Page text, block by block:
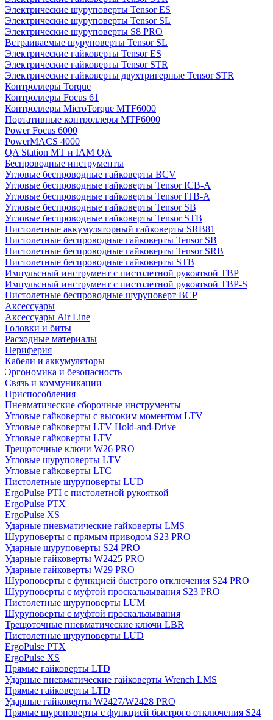
Электрические шуруповерты Tensor ES
Электрические шуруповерты Tensor SL
Электрические шуруповерты S8 PRO
Встраиваемые шуруповерты Tensor SL
Электрические гайковерты Tensor ES
Электрические гайковерты Tensor STR
Электрические гайковерты двухтригерные Tensor STR
Контроллеры Torque
Контроллеры Focus 61
Контроллеры MicroTorque MTF6000
Портативные контроллеры MTF6000
Power Focus 6000
PowerMACS 4000
QA Station MT и IAM QA
Беспроводные инструменты
Угловые беспроводные гайковерты BCV
Угловые беспроводные гайковерты Tensor ICB-A
Угловые беспроводные гайковерты Tensor ITB-A
Угловые беспроводные гайковерты Tensor SB
Угловые беспроводные гайковерты Tensor STB
Пистолетные аккумуляторный гайковерты SRB81
Пистолетные беспроводные гайковерты Tensor SB
Пистолетные беспроводные гайковерты Tensor SRB
Пистолетные беспроводные гайковерты STB
Импульсный инструмент с пистолетной рукояткой TBP
Импульсный инструмент с пистолетной рукояткой TBP-S
Пистолетные беспроводные шуруповерт BCP
Аксессуары
Аксессуары Air Line
Головки и биты
Расходные материалы
Периферия
Кабели и аккумуляторы
Эргономика и безопасность
Связь и коммуникации
Приспособления
Пневматические сборочные инструменты
Угловые гайковерты с высоким моментом LTV
Угловые гайковерты LTV Hold-and-Drive
Угловые гайковерты LTV
Трещоточные ключи W26 PRO
Угловые шуруповерты LTV
Угловые гайковерты LTC
Пистолетные шуруповерты LUD
ErgoPulse PTI с пистолетной рукояткой
ErgoPulse PTX
ErgoPulse XS
Ударные пневматические гайковерты LMS
Шуруповерты с прямым приводом S23 PRO
Ударные шуруповерты S24 PRO
Ударные гайковерты W2425 PRO
Ударные гайковерты W29 PRO
Шуроповерты с функцией быстрого отключения S24 PRO
Шуруповерты с муфтой проскальзывания S23 PRO
Пистолетные шуруповерты LUM
Шуруповерты с муфтой проскальзывания
Трещоточные пневматические ключи LBR
Пистолетные шуруповерты LUD
ErgoPulse PTX
ErgoPulse XS
Прямые гайковерты LTD
Ударные пневматические гайковерты Wrench LMS
Прямые гайковерты LTD
Ударные гайковерты W2427/W2428 PRO
Прямые шуроповерты с функцией быстрого отключения S24